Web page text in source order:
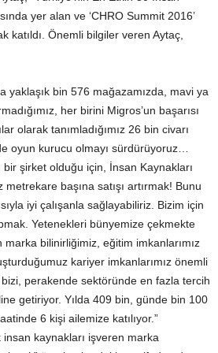
yer alan ve ‘CHRO Summit 2016’
katıldı. Önemli bilgiler veren Aytaç,
yaklaşık bin 576 mağazamızda, mavi ya
her birini Migros’un başarısı
olarak tanımladığımız 26 bin civarı
oyun kurucu olmayı sürdürüyoruz…
şirket olduğu için, İnsan Kaynakları
başına satışı artırmak! Bunu
iyi çalışanla sağlayabiliriz. Bizim için
Yetenekleri bünyemize çekmekte
marka bilinirliğimiz, eğitim imkanlarımız
kariyer imkanlarımız önemli
perakende sektöründe en fazla tercih
getiriyor. Yılda 409 bin, günde bin 100
6 kişi ailemize katılıyor.”
kaynakları işveren marka